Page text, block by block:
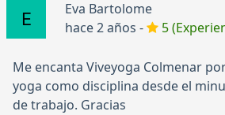
Eva Bartolome
hace 2 años -
5
Me encanta Viveyoga Colmenar
yoga como disciplina desde el
de trabajo. Gracias